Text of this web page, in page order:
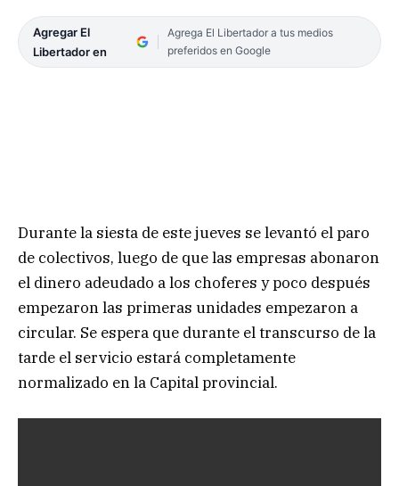
Agregar El
Libertador en
Agrega El Libertador a tus medios
preferidos en Google
Durante la siesta de este jueves se levantó el paro
de colectivos, luego de que las empresas abonaron
el dinero adeudado a los choferes y poco después
empezaron las primeras unidades empezaron a
circular. Se espera que durante el transcurso de la
tarde el servicio estará completamente
normalizado en la Capital provincial.